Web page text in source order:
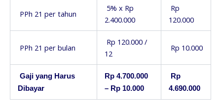
PPh 21 per tahun
5% x Rp
2.400.000
Rp
120.000
PPh 21 per bulan
Rp 120.000 /
12
Rp 10.000
Gaji yang Harus
Dibayar
Rp 4.700.000
– Rp 10.000
Rp
4.690.000